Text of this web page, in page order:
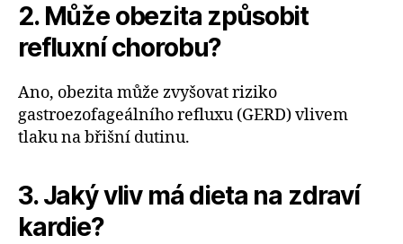
2. Může obezita způsobit
refluxní chorobu?
Ano, obezita může zvyšovat riziko
gastroezofageálního refluxu (GERD) vlivem
tlaku na břišní dutinu.
3. Jaký vliv má dieta na zdraví
kardie?